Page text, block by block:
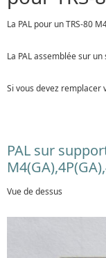
La PAL pour un TRS-80
La PAL assemblée sur
Si vous devez remplacer
PAL sur
Vue de dessus